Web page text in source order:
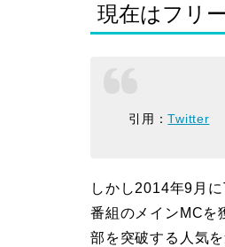
現在はフリ
引用：Twitter
しかし2014年9月
番組のメインMCを
部を突破する人気